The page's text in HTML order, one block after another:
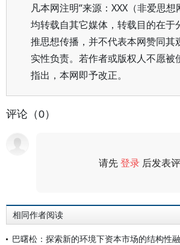
凡本网注明“来源：XXX（非爱思想
均转载自其它媒体，转载目的在于
推思想传播，并不代表本网赞同其
实性负责。若作者或版权人不愿被
指出，本网即予改正。
评论（0）
请先登录 后发表
相同作者阅读
巴曙松：探索新的环境下资本市场的结构性